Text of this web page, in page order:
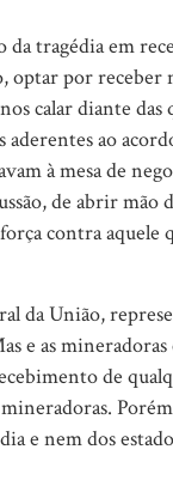
tragédia em
optar por
calar diante das
aderentes ao
à mesa de
de abrir mão
contra aquele
da União,
e as mineradoras
de
e nem dos